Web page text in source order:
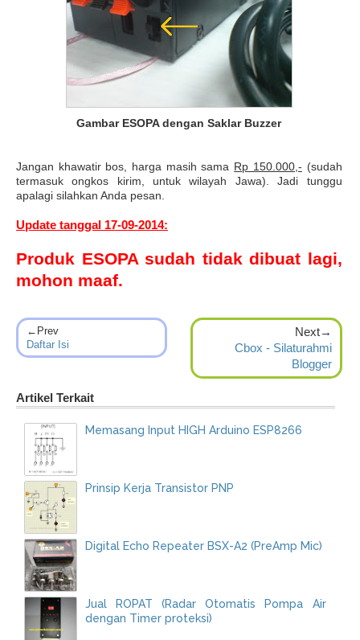
Gambar ESOPA dengan Saklar Buzzer
Jangan khawatir bos, harga masih sama Rp 150.000,- (sudah
termasuk ongkos kirim, untuk wilayah Jawa). Jadi tunggu
apalagi silahkan Anda pesan.
Update tanggal 17-09-2014:
Produk ESOPA sudah tidak dibuat lagi,
mohon maaf.
Next→
Cbox - Silaturahmi
Blogger
←Prev
Daftar Isi
Artikel Terkait
Memasang Input HIGH Arduino ESP8266
Prinsip Kerja Transistor PNP
Digital Echo Repeater BSX-A2 (PreAmp Mic)
Jual ROPAT (Radar Otomatis Pompa Air
dengan Timer proteksi)